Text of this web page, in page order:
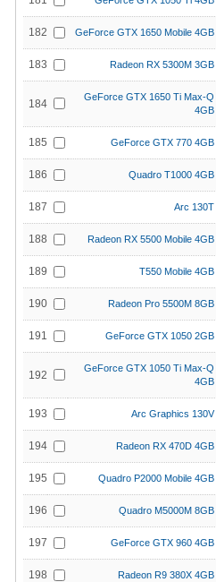
182 GeForce GTX 1650 Mobile 4GB
183 Radeon RX 5300M 3GB
184
GeForce GTX 1650 Ti Max-Q
4GB
185 GeForce GTX 770 4GB
186 Quadro T1000 4GB
187 Arc 130T
188 Radeon RX 5500 Mobile 4GB
189 T550 Mobile 4GB
190 Radeon Pro 5500M 8GB
191 GeForce GTX 1050 2GB
192
GeForce GTX 1050 Ti Max-Q
4GB
193 Arc Graphics 130V
194 Radeon RX 470D 4GB
195 Quadro P2000 Mobile 4GB
196 Quadro M5000M 8GB
197 GeForce GTX 960 4GB
198 Radeon R9 380X 4GB